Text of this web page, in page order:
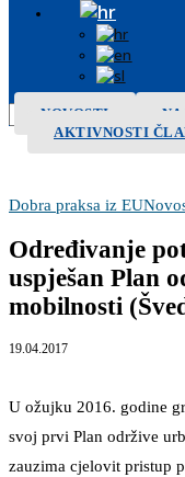
NOVOSTI
AKTIVNOSTI
Dobra praksa iz EU
Određivanje
uspješan Plan
mobilnosti
19.04.2017
U ožujku 2016. godine
svoj prvi Plan održive
zauzima cjelovit pristup